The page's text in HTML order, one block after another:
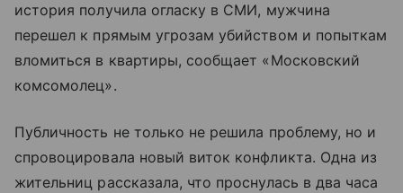
история получила огласку в СМИ, мужчина
перешел к прямым угрозам убийством и попыткам
вломиться в квартиры, сообщает «‎Московский
комсомолец».
Публичность не только не решила проблему, но и
спровоцировала новый виток конфликта. Одна из
жительниц рассказала, что проснулась в два часа